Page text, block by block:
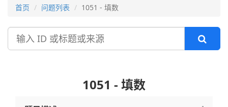
首页 问题列表 1051 - 填数
搜
1051 - 填数